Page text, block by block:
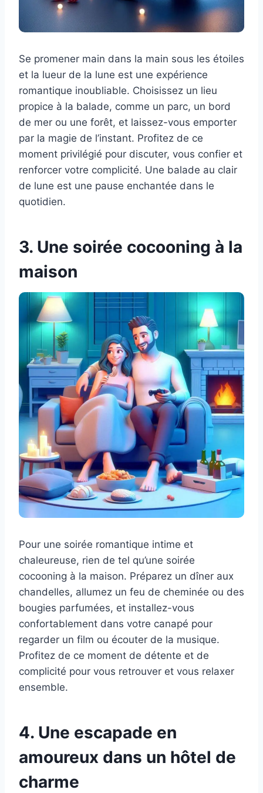
Se promener main dans la main sous les étoiles
et la lueur de la lune est une expérience
romantique inoubliable. Choisissez un lieu
propice à la balade, comme un parc, un bord
de mer ou une forêt, et laissez-vous emporter
par la magie de l’instant. Profitez de ce
moment privilégié pour discuter, vous confier et
renforcer votre complicité. Une balade au clair
de lune est une pause enchantée dans le
quotidien.
3. Une soirée cocooning à la
maison
Pour une soirée romantique intime et
chaleureuse, rien de tel qu’une soirée
cocooning à la maison. Préparez un dîner aux
chandelles, allumez un feu de cheminée ou des
bougies parfumées, et installez-vous
confortablement dans votre canapé pour
regarder un film ou écouter de la musique.
Profitez de ce moment de détente et de
complicité pour vous retrouver et vous relaxer
ensemble.
4. Une escapade en
amoureux dans un hôtel de
charme